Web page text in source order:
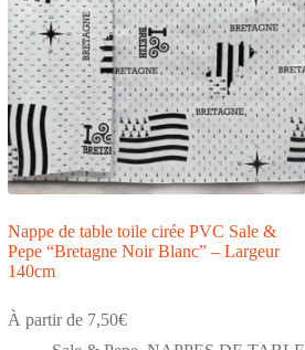
Nappe de table toile cirée PVC Sale &
Pepe “Bretagne Noir Blanc” – Largeur
140cm
À partir de 7,50€